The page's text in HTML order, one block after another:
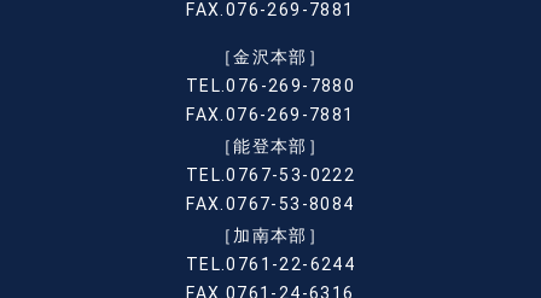
FAX.076-269-7881
［金沢本部］
TEL.076-269-7880
FAX.076-269-7881
［能登本部］
TEL.0767-53-0222
FAX.0767-53-8084
［加南本部］
TEL.0761-22-6244
FAX.0761-24-6316